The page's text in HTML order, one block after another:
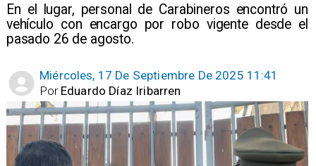
En el lugar, personal de Carabineros encontró un
vehículo con encargo por robo vigente desde el
pasado 26 de agosto.
Miércoles, 17 De Septiembre De 2025 11:41
Eduardo Díaz Iribarren
Por